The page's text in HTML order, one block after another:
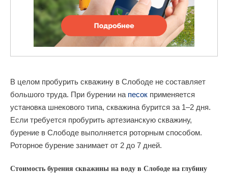
В целом пробурить скважину в Слободе не составляет
большого труда. При бурении на песок применяется
установка шнекового типа, скважина бурится за 1–2 дня.
Если требуется пробурить артезианскую скважину,
бурение в Слободе выполняется роторным способом.
Роторное бурение занимает от 2 до 7 дней.
Стоимость бурения скважины на воду в Слободе на глубину